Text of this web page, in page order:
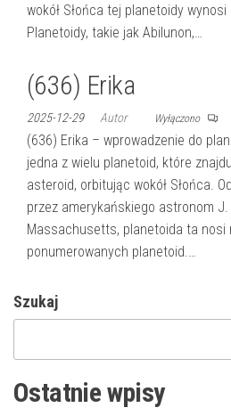
wokół Słońca tej planetoidy
Planetoidy, takie jak Abilunon,…
(636) Erika
2025-12-29 Autor Wyłączono
(636) Erika – wprowadzenie do
jedna z wielu planetoid, które
asteroid, orbitując wokół Słońca.
przez amerykańskiego astronom
Massachusetts, planetoida ta nosi
ponumerowanych planetoid.…
Szukaj
Ostatnie wpisy